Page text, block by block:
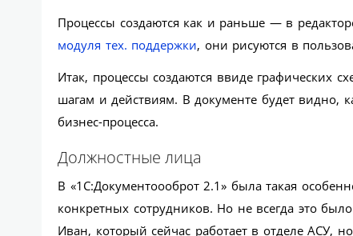
Процессы создаются как и раньше — в
модуля тех. поддержки, они рисуются в
Итак, процессы создаются ввиде графических
шагам и действиям. В документе будет видно,
бизнес-процесса.
Должностные лица
В «1С:Документоооброт 2.1» была такая
конкретных сотрудников. Но не всегда это
Иван, который сейчас работает в отделе